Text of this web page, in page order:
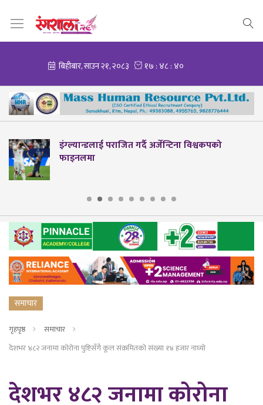
इंग्ल्यान्डलाई पराजित गर्दै अर्जेन्टिना विश्वकपको
फाइनलमा
समाचार
गृहपृष्ठ
समाचार
देशभर ४८२ जनामा कोरोना पुष्टिसँगै कूल संक्रमितको संख्या १४ हजार नाघ्यो
देशभर ४८२ जनामा कोरोना